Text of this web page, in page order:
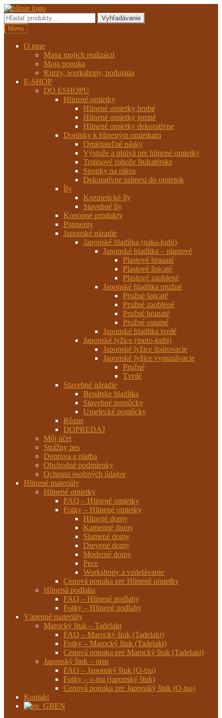
Preskočiť
na
navigáciu
Preskočiť
na
obsah
Hľadať:
Vyhľadávanie
Menu
O mne
Mapa mojich realizácií
Moja ponuka
Kurzy, workshopy, podujatia
E-SHOP
DO ESHOPU
Hlinené omietky
Hlinené omietky hrubé
Hlinené omietky jemné
Hlinené omietky dekoratívne
Doplnky k hlineným omietkam
Omietateľné pásky
Výstuže a plnivá pre hlinené omietky
Trstinové rohože štukatérske
Sponky na rákos
Dekoratívne prímesi do omietok
Íly
Kozmetické íly
Stavebné íly
Konopné produkty
Pigmenty
Japonské náradie
Japonské hladítka (naka-kubi)
Japonské hladítka – plastové
Plastové hranaté
Plastové špicaté
Plastové zaoblené
Japonské hladítka pružné
Pružné špicaté
Pružné zaoblené
Pružné hranaté
Pružné ostatné
Japonské hladítka tvrdé
Japonské lyžice (moto-kubi)
Japonské lyžice špárovacie
Japonské lyžice vymazávacie
Pružné
Tvrdé
Stavebné náradie
Benátske hladítka
Stavebné pomôcky
Umelecké pomôcky
Rôzne
DOPREDAJ
Môj účet
Strážny pes
Doprava a platba
Obchodné podmienky
Ochrana osobných údajov
Hlinené materiály
Hlinené omietky
FAQ – Hlinené omietky
Fotky – Hlinené omietky
Hlinené domy
Kamenné domy
Slamené domy
Drevené domy
Moderné domy
Pece
Workshopy a vzdelávanie
Cenová ponuka pre Hlinené omietky
Hlinená podlaha
FAQ – Hlinené podlahy
Fotky – Hlinené podlahy
Vápenné materiály
Marocký štuk – Tadelakt
FAQ – Marocký štuk (Tadelakt)
Fotky – Marocký štuk (Tadelakt)
Cenová ponuka pre Marocký štuk (Tadelakt)
Japonský štuk – otsu
FAQ – Japonský štuk (O-tsu)
Fotky – o-tsu (japonský štuk)
Cenová ponuka pre Japonský štuk (O-tsu)
Kontakt
EN